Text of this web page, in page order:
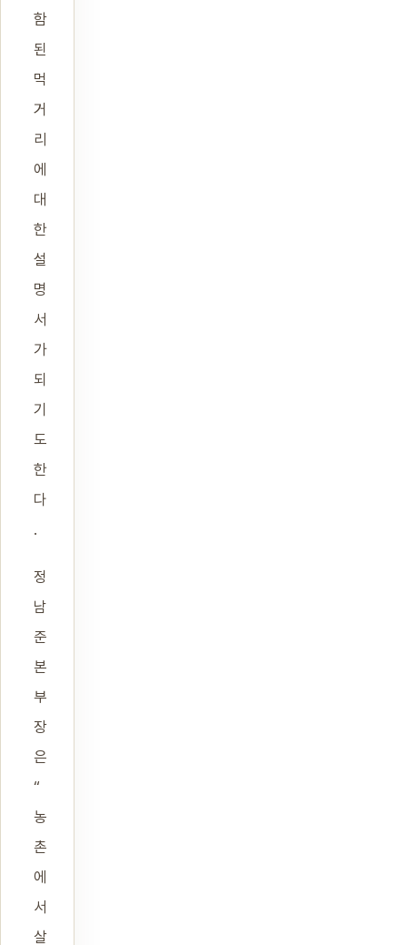
함
된
먹
거
리
에
대
한
설
명
서
가
되
기
도
한
다
.
정
남
준
본
부
장
은
“
농
촌
에
서
살